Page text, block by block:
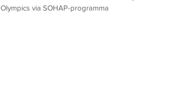
Olympics via SOHAP-programma